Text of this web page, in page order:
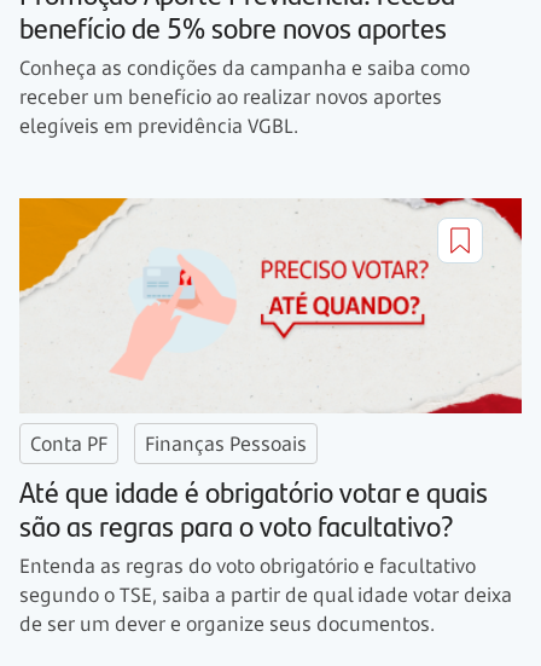
benefício de 5% sobre novos aportes
Conheça as condições da campanha e saiba como
receber um benefício ao realizar novos aportes
elegíveis em previdência VGBL.
Conta PF Finanças Pessoais
Até que idade é obrigatório votar e quais
são as regras para o voto facultativo?
Entenda as regras do voto obrigatório e facultativo
segundo o TSE, saiba a partir de qual idade votar deixa
de ser um dever e organize seus documentos.